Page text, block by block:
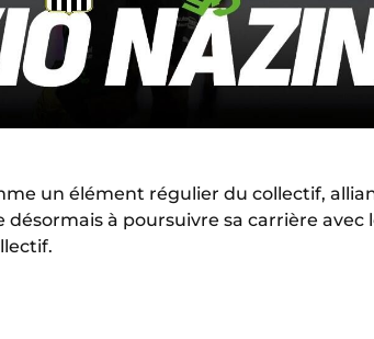
un élément régulier du collectif,
à poursuivre sa carrière avec